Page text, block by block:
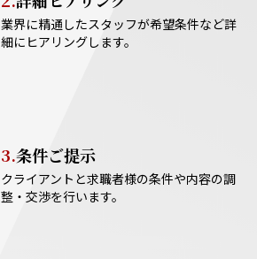
業界に精通したスタッフが希望条件など詳
細にヒアリングします。
3.条件ご提示
クライアントと求職者様の条件や内容の調
整・交渉を行います。